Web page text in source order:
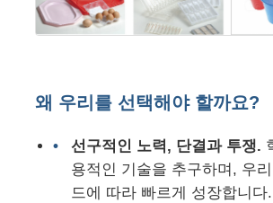
왜 우리를 선택해야 할까요?
선구적인 노력, 단결과 투쟁.
용적인 기술을 추구하며, 우
드에 따라 빠르게 성장합니다